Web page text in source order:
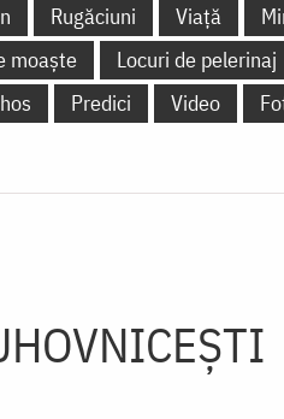
Rugăciuni Viață
moaște
Locuri de pelerinaj
Predici Video